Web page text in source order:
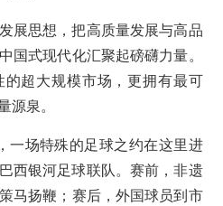
展思想，把高质量发展与高品
国式现代化汇聚起磅礴力量。
超大规模市场，更拥有最可
源泉。
一场特殊的足球之约在这里进
西银河足球联队。赛前，非遗
马扬鞭；赛后，外国球员到市